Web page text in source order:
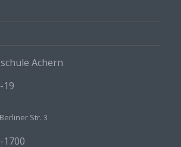
Achern
19
Str. 3
1700